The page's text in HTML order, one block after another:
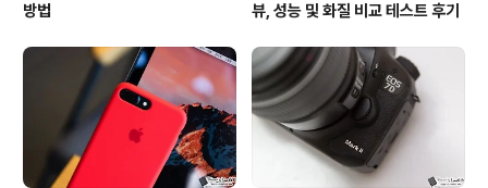
방법
뷰, 성능 및 화질 비교 테스트 후기